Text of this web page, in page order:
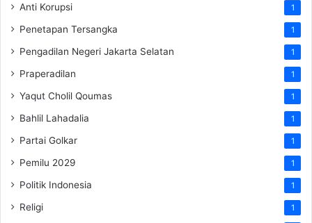
Anti Korupsi 1
Penetapan Tersangka 1
Pengadilan Negeri Jakarta Selatan 1
Praperadilan 1
Yaqut Cholil Qoumas 1
Bahlil Lahadalia 1
Partai Golkar 1
Pemilu 2029 1
Politik Indonesia 1
Religi 1